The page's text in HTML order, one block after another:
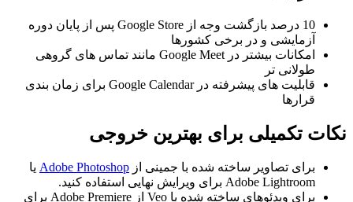
10 درصد بازگشت وجه از Google Store پس از پایان دوره
آزمایشی و در برخی کشورها
امکانات بیشتر در Google Meet مانند تماس های گروهی
طولانی تر
قابلیت های پیشرفته در Google Calendar برای زمان بندی
قرارها
نکات تکمیلی برای بهترین خروجی
برای تصاویر ساخته شده با جمینی از Adobe Photoshop یا
Adobe Lightroom برای ویرایش نهایی استفاده کنید.
برای ویدئوهای ساخته شده با Veo از Adobe Premiere برای